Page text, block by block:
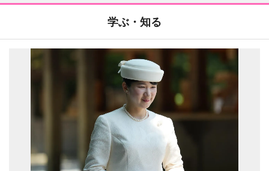
学ぶ・知る